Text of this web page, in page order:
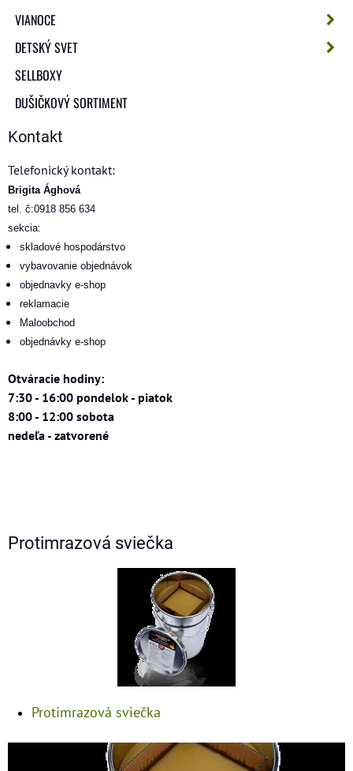
VIANOCE
DETSKÝ SVET
SELLBOXY
DUŠIČKOVÝ SORTIMENT
Kontakt
Telefonický kontakt:
Brigita Ághová
tel. č:0918 856 634
sekcia:
skladové hospodárstvo
vybavovanie objednávok
objednavky e-shop
reklamacie
Maloobchod
objednávky e-shop
Otváracie hodiny:
7:30 - 16:00 pondelok - piatok
8:00 - 12:00 sobota
nedeľa - zatvorené
Protimrazová sviečka
Protimrazová sviečka